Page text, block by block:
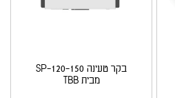
בקר טעינה SP-120-150
מבית TBB